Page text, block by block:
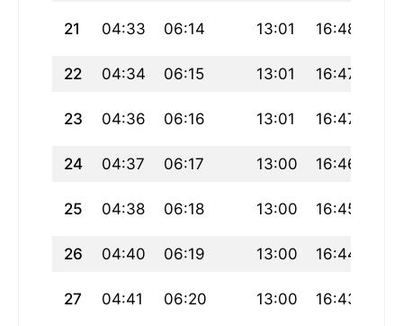
21 04:33 06:14 13:01 16:48
22 04:34 06:15 13:01 16:47
23 04:36 06:16 13:01 16:47
24 04:37 06:17 13:00 16:46
25 04:38 06:18 13:00 16:45
26 04:40 06:19 13:00 16:44
27 04:41 06:20 13:00 16:43